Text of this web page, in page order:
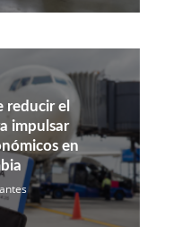
reducir el
impulsar
en